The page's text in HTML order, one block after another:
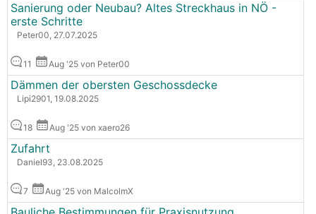
Sanierung oder Neubau? Altes Streckhaus in NÖ -
erste Schritte
Peter00, 27.07.2025
11 Aug '25 von Peter00
Dämmen der obersten Geschossdecke
Lipi2901, 19.08.2025
18 Aug '25 von xaero26
Zufahrt
Daniel93, 23.08.2025
7 Aug '25 von MalcolmX